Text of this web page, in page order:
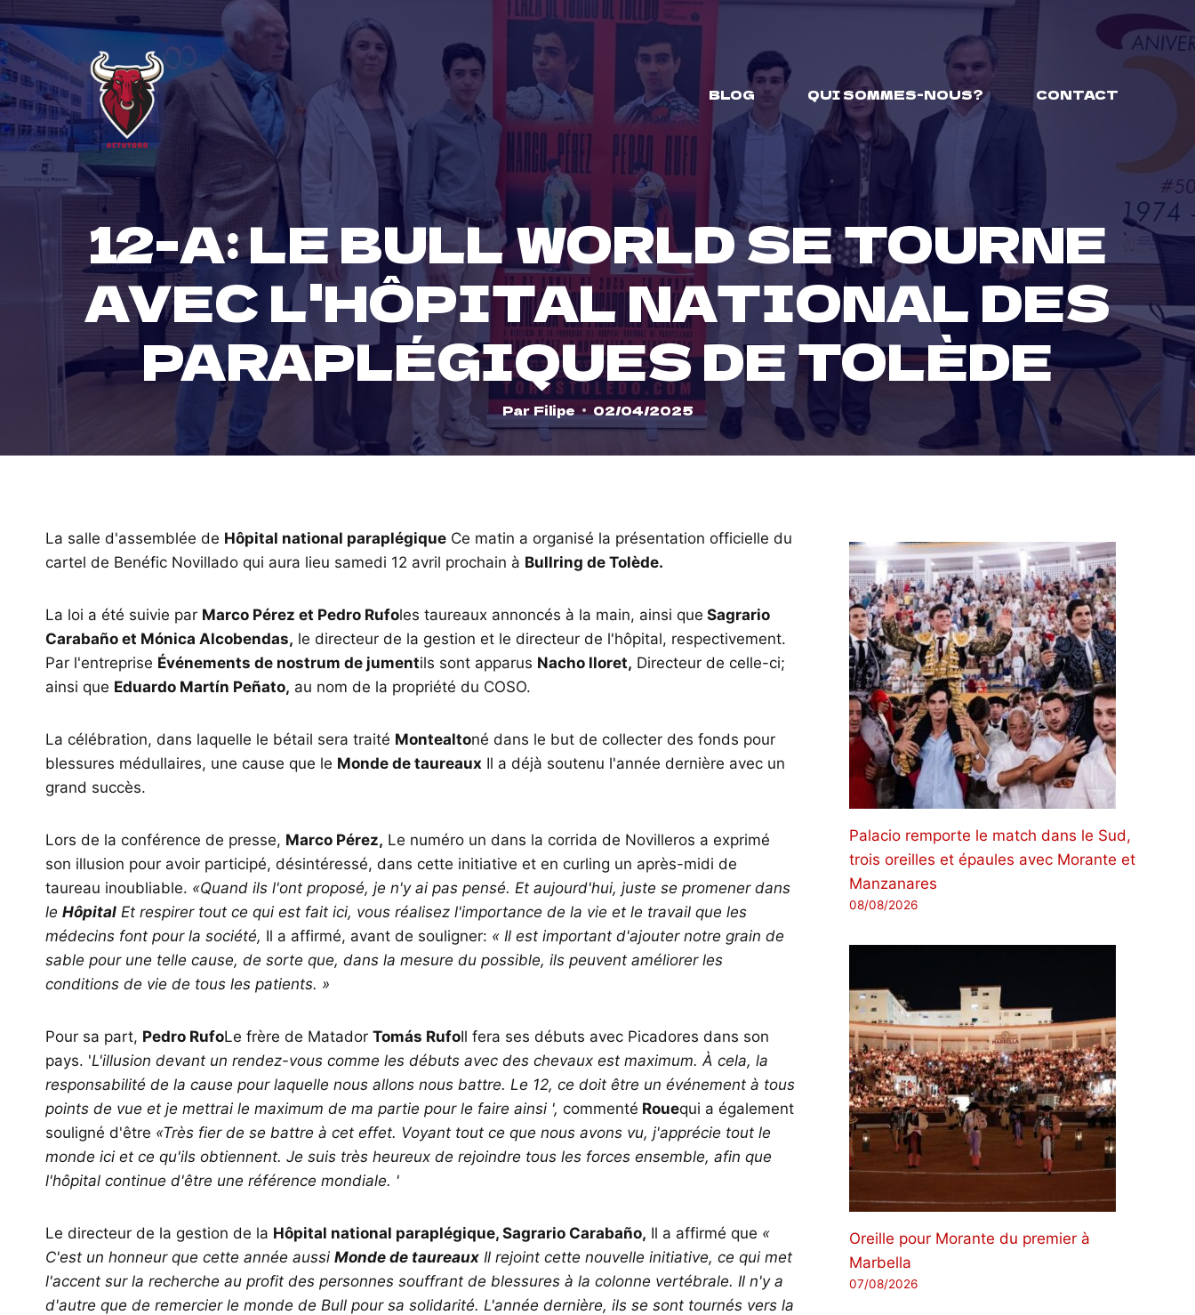
to
content
BLOG
QUI SOMMES-NOUS? CONTACT
12-A: LE BULL WORLD SE TOURNE
AVEC L'HÔPITAL NATIONAL DES
PARAPLÉGIQUES DE TOLÈDE
Par Filipe 02/04/2025
La salle d'assemblée de Hôpital national paraplégique Ce matin a organisé la présentation officielle du
cartel de Benéfic Novillado qui aura lieu samedi 12 avril prochain à Bullring de Tolède.
La loi a été suivie par Marco Pérez et Pedro Rufoles taureaux annoncés à la main, ainsi que Sagrario
Carabaño et Mónica Alcobendas, le directeur de la gestion et le directeur de l'hôpital, respectivement.
Par l'entreprise Événements de nostrum de jumentils sont apparus Nacho lloret, Directeur de celle-ci;
ainsi que Eduardo Martín Peñato, au nom de la propriété du COSO.
La célébration, dans laquelle le bétail sera traité Montealtoné dans le but de collecter des fonds pour
blessures médullaires, une cause que le Monde de taureaux Il a déjà soutenu l'année dernière avec un
grand succès.
Lors de la conférence de presse, Marco Pérez, Le numéro un dans la corrida de Novilleros a exprimé
son illusion pour avoir participé, désintéressé, dans cette initiative et en curling un après-midi de
taureau inoubliable. «Quand ils l'ont proposé, je n'y ai pas pensé. Et aujourd'hui, juste se promener dans
le Hôpital Et respirer tout ce qui est fait ici, vous réalisez l'importance de la vie et le travail que les
médecins font pour la société, Il a affirmé, avant de souligner: « Il est important d'ajouter notre grain de
sable pour une telle cause, de sorte que, dans la mesure du possible, ils peuvent améliorer les
conditions de vie de tous les patients. »
Pour sa part, Pedro RufoLe frère de Matador Tomás RufoIl fera ses débuts avec Picadores dans son
pays. 'L'illusion devant un rendez-vous comme les débuts avec des chevaux est maximum. À cela, la
responsabilité de la cause pour laquelle nous allons nous battre. Le 12, ce doit être un événement à tous
points de vue et je mettrai le maximum de ma partie pour le faire ainsi ', commenté Rouequi a également
souligné d'être «Très fier de se battre à cet effet. Voyant tout ce que nous avons vu, j'apprécie tout le
monde ici et ce qu'ils obtiennent. Je suis très heureux de rejoindre tous les forces ensemble, afin que
l'hôpital continue d'être une référence mondiale. '
Le directeur de la gestion de la Hôpital national paraplégique, Sagrario Carabaño, Il a affirmé que «
C'est un honneur que cette année aussi Monde de taureaux Il rejoint cette nouvelle initiative, ce qui met
l'accent sur la recherche au profit des personnes souffrant de blessures à la colonne vertébrale. Il n'y a
d'autre que de remercier le monde de Bull pour sa solidarité. L'année dernière, ils se sont tournés vers la
Palacio remporte le match dans le Sud,
trois oreilles et épaules avec Morante et
Manzanares
08/08/2026
Oreille pour Morante du premier à
Marbella
07/08/2026